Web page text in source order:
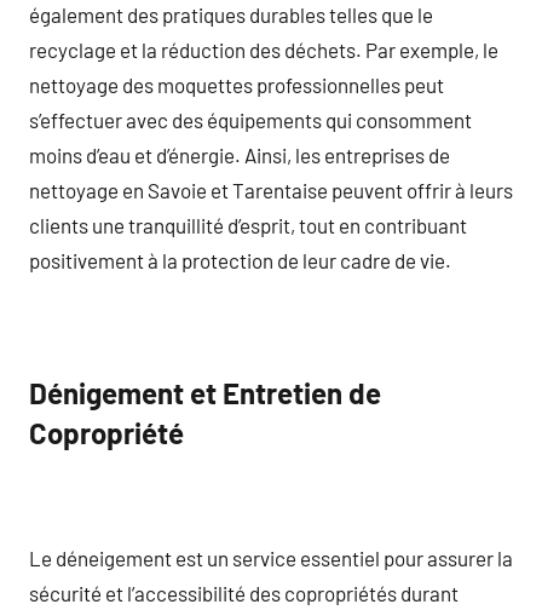
également des pratiques durables telles que le
recyclage et la réduction des déchets. Par exemple, le
nettoyage des moquettes professionnelles peut
s’effectuer avec des équipements qui consomment
moins d’eau et d’énergie. Ainsi, les entreprises de
nettoyage en Savoie et Tarentaise peuvent offrir à leurs
clients une tranquillité d’esprit, tout en contribuant
positivement à la protection de leur cadre de vie.
Dénigement et Entretien de
Copropriété
Le déneigement est un service essentiel pour assurer la
sécurité et l’accessibilité des copropriétés durant